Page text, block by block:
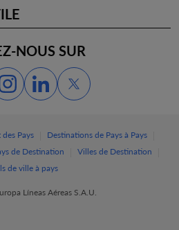
NOUS SUR
Pays Destinations de Pays à Pays
de Destination Villes de Destination
de ville à pays
Líneas Aéreas S.A.U.